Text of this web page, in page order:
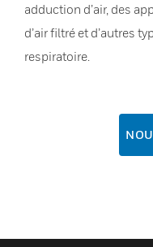
adduction d’air, des
d’air filtré et d’autres
respiratoire.